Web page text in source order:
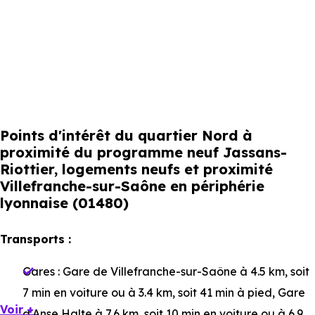
Points d'intérêt du quartier Nord à
proximité du programme neuf Jassans-
Riottier, logements neufs et proximité
Villefranche-sur-Saône en périphérie
lyonnaise (01480)
Transports :
Gares : Gare de Villefranche-sur-Saône à 4.5 km, soit
7 min en voiture ou à 3.4 km, soit 41 min à pied, Gare
Voir +